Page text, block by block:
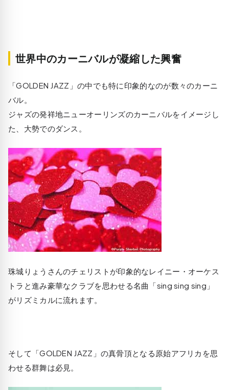
世界中のカーニバルが凝縮した興奮
「GOLDEN JAZZ」の中でも特に印象的なのが数々のカーニ
バル。
ジャズの発祥地ニューオーリンズのカーニバルをイメージし
た、大勢でのダンス。
珠城りょうさんのチェリストが印象的なレイニー・オーケス
トラと進み豪華なクラブを思わせる名曲「sing sing sing」
がリズミカルに流れます。
そして「GOLDEN JAZZ」の真骨頂となる原始アフリカを思
わせる群舞は必見。